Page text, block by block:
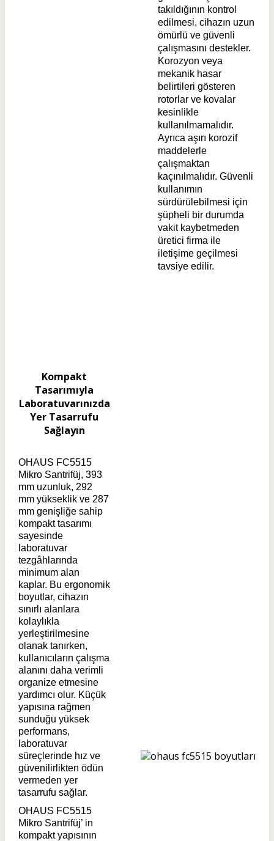
takıldığının kontrol
edilmesi, cihazın uzun
ömürlü ve güvenli
çalışmasını destekler.
Korozyon veya
mekanik hasar
belirtileri gösteren
rotorlar ve kovalar
kesinlikle
kullanılmamalıdır.
Ayrıca aşırı korozif
maddelerle
çalışmaktan
kaçınılmalıdır. Güvenli
kullanımın
sürdürülebilmesi için
şüpheli bir durumda
vakit kaybetmeden
üretici firma ile
iletişime geçilmesi
tavsiye edilir.
Kompakt
Tasarımıyla
Laboratuvarınızda
Yer Tasarrufu
Sağlayın
OHAUS FC5515
Mikro Santrifüj, 393
mm uzunluk, 292
mm yükseklik ve 287
mm genişliğe sahip
kompakt tasarımı
sayesinde
laboratuvar
tezgâhlarında
minimum alan
kaplar. Bu ergonomik
boyutlar, cihazın
sınırlı alanlara
kolaylıkla
yerleştirilmesine
olanak tanırken,
kullanıcıların çalışma
alanını daha verimli
organize etmesine
yardımcı olur. Küçük
yapısına rağmen
sunduğu yüksek
performans,
laboratuvar
süreçlerinde hız ve
güvenilirlikten ödün
vermeden yer
tasarrufu sağlar.
OHAUS FC5515
Mikro Santrifüj’ in
kompakt yapısının